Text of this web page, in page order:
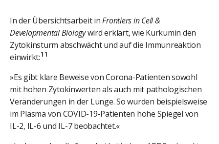
In der Übersichtsarbeit inFrontiers in Cell &
Developmental Biologywird erklärt, wie Kurkumin den
Zytokinsturm abschwächt und auf die Immunreaktion
einwirkt:11
»Es gibt klare Beweise von Corona-Patienten sowohl
mit hohen Zytokinwerten als auch mit pathologischen
Veränderungen in der Lunge. So wurden beispielsweise
im Plasma von COVID-19-Patienten hohe Spiegel von
IL-2, IL-6 und IL-7 beobachtet.«